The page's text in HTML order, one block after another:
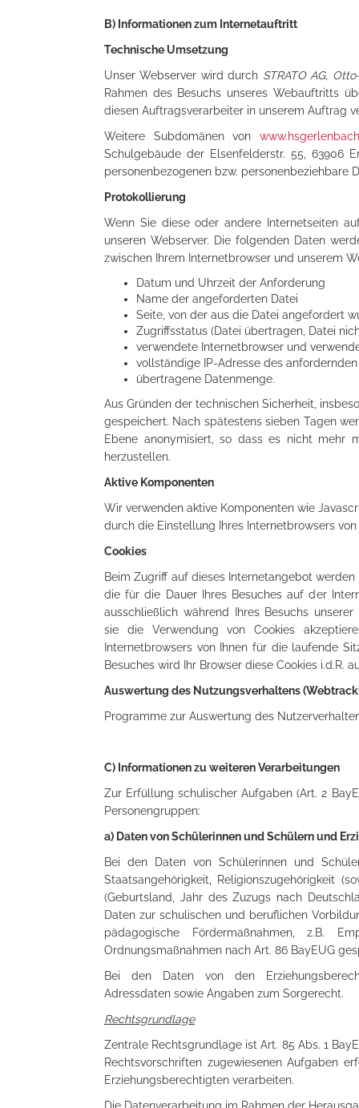
B) Informationen zum Internetauftritt
Technische Umsetzung
Unser Webserver wird durch STRATO AG,
Rahmen des Besuchs unseres Webauftritts
diesen Auftragsverarbeiter in unserem Auftrag
Weitere Subdomänen von
Schulgebäude der Elsenfelderstr. 55, 63906
personenbezogenen bzw. personenbeziehbare
Protokollierung
Wenn Sie diese oder andere Internetseiten
unseren Webserver. Die folgenden Daten
zwischen Ihrem Internetbrowser und unserem
Datum und Uhrzeit der Anforderung
Name der angeforderten Datei
Seite, von der aus die Datei angefordert
Zugriffsstatus (Datei übertragen, Datei
verwendete Internetbrowser und
vollständige IP-Adresse des anfordernden
übertragene Datenmenge.
Aus Gründen der technischen Sicherheit,
gespeichert. Nach spätestens sieben Tagen
Ebene anonymisiert, so dass es nicht mehr
herzustellen.
Aktive Komponenten
Wir verwenden aktive Komponenten wie
durch die Einstellung Ihres Internetbrowsers
Cookies
Beim Zugriff auf dieses Internetangebot
die für die Dauer Ihres Besuches auf der
ausschließlich während Ihres Besuchs
sie die Verwendung von Cookies
Internetbrowsers von Ihnen für die laufende
Besuches wird Ihr Browser diese Cookies i.d.R.
Auswertung des Nutzungsverhaltens
Programme zur Auswertung des
C) Informationen zu weiterenVerarbeitungen
Zur Erfüllung schulischer Aufgaben (Art. 2
Personengruppen:
a) Daten von Schülerinnen und Schülern und
Bei den Daten von Schülerinnen und
Staatsangehörigkeit, Religionszugehörigkeit
(Geburtsland, Jahr des Zuzugs nach
Daten zur schulischen und beruflichen
pädagogische Fördermaßnahmen, z.B.
Ordnungsmaßnahmen nach Art. 86 BayEUG
Bei den Daten von den
Adressdaten sowie Angaben zum Sorgerecht.
Rechtsgrundlage
Zentrale Rechtsgrundlage ist Art. 85 Abs. 1
Rechtsvorschriften zugewiesenen Aufgaben
Erziehungsberechtigten verarbeiten.